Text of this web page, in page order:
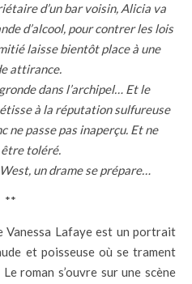
d’un bar voisin, Alicia va
d’alcool, pour contrer les lois
laisse bientôt place à une
attirance.
dans l’archipel… Et le
à la réputation sulfureuse
ne passe pas inaperçu. Et ne
toléré.
un drame se prépare…
**
Vanessa Lafaye est un portrait
et poisseuse où se trament
roman s’ouvre sur une scène